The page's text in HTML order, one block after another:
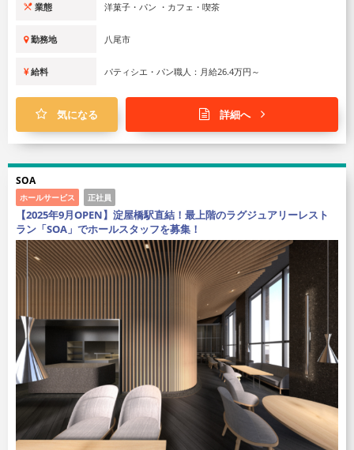
業態 洋菓子・パン ・カフェ・喫茶
勤務地 八尾市
給料 パティシエ・パン職人：月給26.4万円～
気になる 詳細へ
SOA
ホールサービス 正社員
【2025年9月OPEN】淀屋橋駅直結！最上階のラグジュアリーレスト
ラン「SOA」でホールスタッフを募集！